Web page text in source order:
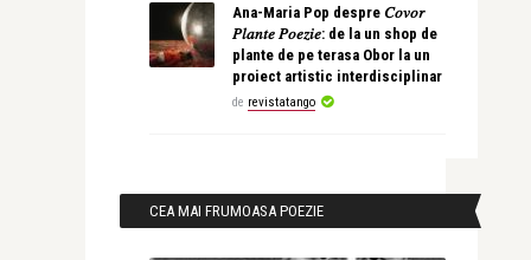
Ana-Maria Pop despre 𝐶𝑜𝑣𝑜𝑟
𝑃𝑙𝑎𝑛𝑡𝑒 𝑃𝑜𝑒𝑧𝑖𝑒: de la un shop de
plante de pe terasa Obor la un
proiect artistic interdisciplinar
de revistatango
CEA MAI FRUMOASA POEZIE